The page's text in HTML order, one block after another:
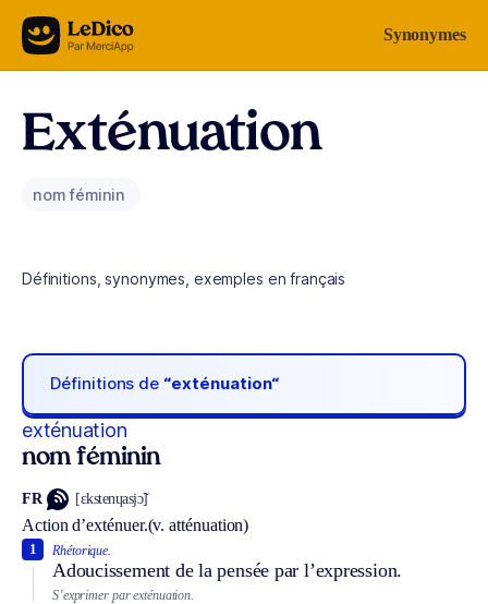
Aller au contenu Synonymes
Exténuation
nom féminin
Définitions, synonymes, exemples en français
Définitions de “exténuation“
exténuation
nom féminin
FR [ɛkstenɥasjɔ̃]
Action d’exténuer.(v. atténuation)
Rhétorique.
Adoucissement de la pensée par l’expression.
1
S’exprimer par exténuation.